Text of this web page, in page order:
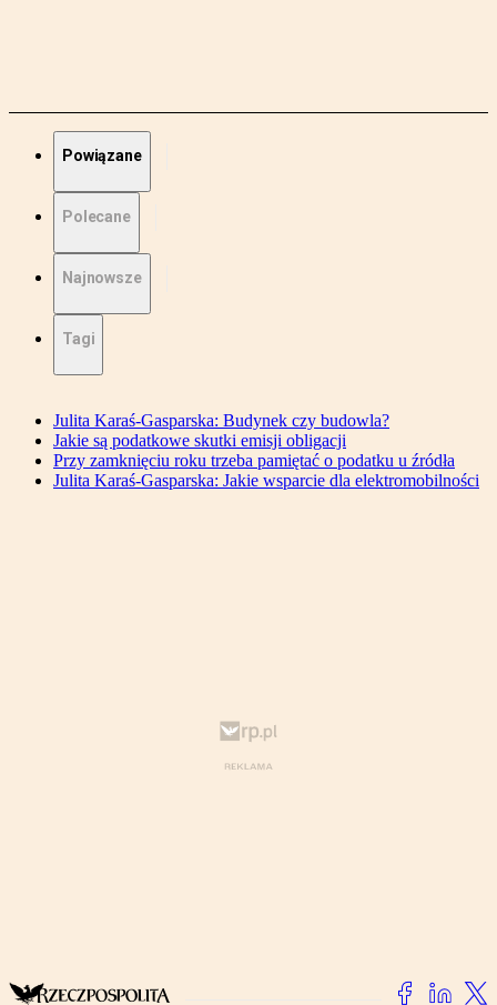
Powiązane
Polecane
Najnowsze
Tagi
Julita Karaś-Gasparska: Budynek czy budowla?
Jakie są podatkowe skutki emisji obligacji
Przy zamknięciu roku trzeba pamiętać o podatku u źródła
Julita Karaś-Gasparska: Jakie wsparcie dla elektromobilności